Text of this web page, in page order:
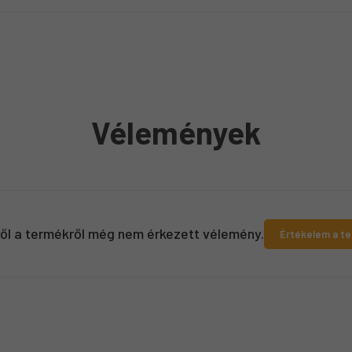
Vélemények
a termékről még nem érkezett vélemény. Értékelem a